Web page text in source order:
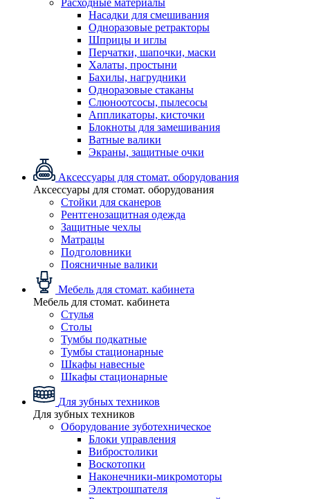
Насадки для смешивания
Одноразовые ретракторы
Шприцы и иглы
Перчатки, шапочки, маски
Халаты, простыни
Бахилы, нагрудники
Одноразовые стаканы
Слюноотсосы, пылесосы
Аппликаторы, кисточки
Блокноты для замешивания
Ватные валики
Экраны, защитные очки
Аксессуары для стомат. оборудования
Аксессуары для стомат. оборудования
Стойки для сканеров
Рентгенозащитная одежда
Защитные чехлы
Матрацы
Подголовники
Поясничные валики
Мебель для стомат. кабинета
Мебель для стомат. кабинета
Стулья
Столы
Тумбы подкатные
Тумбы стационарные
Шкафы навесные
Шкафы стационарные
Для зубных техников
Для зубных техников
Оборудование зуботехническое
Блоки управления
Вибростолики
Воскотопки
Наконечники-микромоторы
Электрошпателя